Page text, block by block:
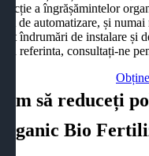
a îngrășămintelor
de automatizare, și
îndrumări de instalare și
referinta, consultați-ne
să reduceți
Bio